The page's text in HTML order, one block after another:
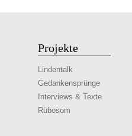
Projekte
Lindentalk
Gedankensprünge
Interviews & Texte
Rübosom